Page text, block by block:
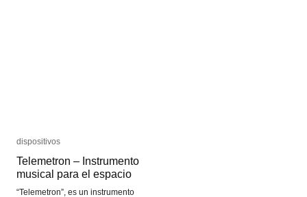
dispositivos
Telemetron – Instrumento
musical para el espacio
“Telemetron”, es un instrumento
dispositivos
Telemetron – Instrumento
musical para el espacio